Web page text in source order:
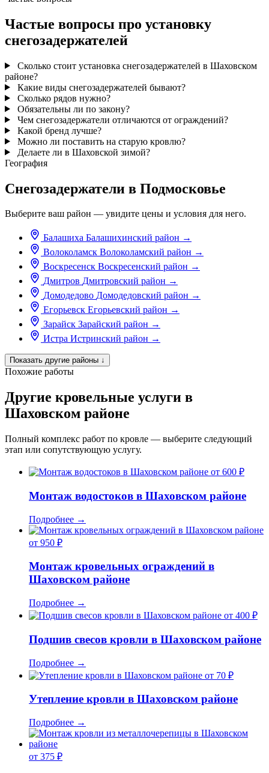
Частые вопросы про установку
снегозадержателей
Сколько стоит установка снегозадержателей в Шаховском
районе?
Какие виды снегозадержателей бывают?
Сколько рядов нужно?
Обязательны ли по закону?
Чем снегозадержатели отличаются от ограждений?
Какой бренд лучше?
Можно ли поставить на старую кровлю?
Делаете ли в Шаховской зимой?
География
Снегозадержатели в Подмосковье
Выберите ваш район — увидите цены и условия для него.
Балашиха Балашихинский район →
Волоколамск Волоколамский район →
Воскресенск Воскресенский район →
Дмитров Дмитровский район →
Домодедово Домодедовский район →
Егорьевск Егорьевский район →
Зарайск Зарайский район →
Истра Истринский район →
Показать другие районы ↓
Похожие работы
Другие кровельные услуги в
Шаховском районе
Полный комплекс работ по кровле — выберите следующий
этап или сопутствующую услугу.
от 600 ₽
Монтаж водостоков в Шаховском районе
Подробнее →
от 950 ₽
Монтаж кровельных ограждений в
Шаховском районе
Подробнее →
от 400 ₽
Подшив свесов кровли в Шаховском районе
Подробнее →
от 70 ₽
Утепление кровли в Шаховском районе
Подробнее →
от 375 ₽